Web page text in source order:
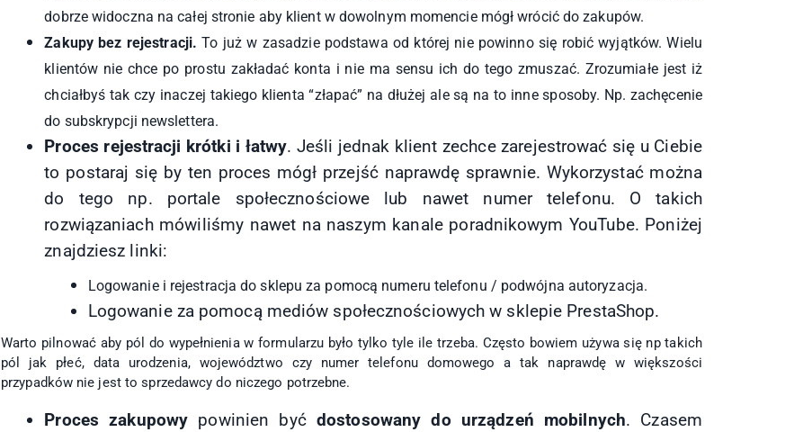
dobrze widoczna na całej stronie aby klient w dowolnym momencie mógł wrócić do zakupów.
Zakupy bez rejestracji. To już w zasadzie podstawa od której nie powinno się robić wyjątków. Wielu
klientów nie chce po prostu zakładać konta i nie ma sensu ich do tego zmuszać. Zrozumiałe jest iż
chciałbyś tak czy inaczej takiego klienta “złapać” na dłużej ale są na to inne sposoby. Np. zachęcenie
do subskrypcji newslettera.
Proces rejestracji krótki i łatwy. Jeśli jednak klient zechce zarejestrować się u Ciebie
to postaraj się by ten proces mógł przejść naprawdę sprawnie. Wykorzystać można
do tego np. portale społecznościowe lub nawet numer telefonu. O takich
rozwiązaniach mówiliśmy nawet na naszym kanale poradnikowym YouTube. Poniżej
znajdziesz linki:
Logowanie i rejestracja do sklepu za pomocą numeru telefonu / podwójna autoryzacja.
Logowanie za pomocą mediów społecznościowych w sklepie PrestaShop.
Warto pilnować aby pól do wypełnienia w formularzu było tylko tyle ile trzeba. Często bowiem używa się np takich
pól jak płeć, data urodzenia, województwo czy numer telefonu domowego a tak naprawdę w większości
przypadków nie jest to sprzedawcy do niczego potrzebne.
Proces zakupowy powinien byćdostosowany do urządzeń mobilnych. Czasem